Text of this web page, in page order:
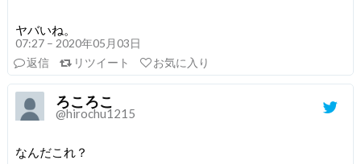
ヤバいね。
07:27 – 2020年05月03日
返信
リツイート お気に入り
ろころこ
@hirochu1215
なんだこれ？